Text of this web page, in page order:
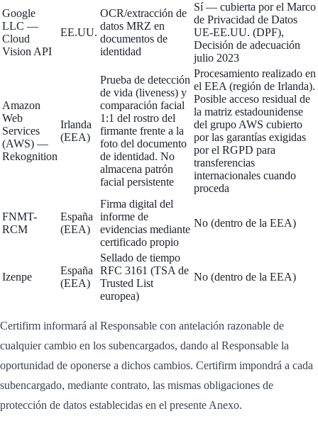
Google
LLC —
Cloud
Vision API
EE.UU.
OCR/extracción de
datos MRZ en
documentos de
identidad
Sí — cubierta por el Marco
de Privacidad de Datos
UE-EE.UU. (DPF),
Decisión de adecuación
julio 2023
Amazon
Web
Services
(AWS) —
Rekognition
Irlanda
(EEA)
Prueba de detección
de vida (liveness) y
comparación facial
1:1 del rostro del
firmante frente a la
foto del documento
de identidad. No
almacena patrón
facial persistente
Procesamiento realizado en
el EEA (región de Irlanda).
Posible acceso residual de
la matriz estadounidense
del grupo AWS cubierto
por las garantías exigidas
por el RGPD para
transferencias
internacionales cuando
proceda
FNMT-
RCM
España
(EEA)
Firma digital del
informe de
evidencias mediante
certificado propio
No (dentro de la EEA)
Izenpe
España
(EEA)
Sellado de tiempo
RFC 3161 (TSA de
Trusted List
europea)
No (dentro de la EEA)
Certifirm informará al Responsable con antelación razonable de
cualquier cambio en los subencargados, dando al Responsable la
oportunidad de oponerse a dichos cambios. Certifirm impondrá a cada
subencargado, mediante contrato, las mismas obligaciones de
protección de datos establecidas en el presente Anexo.